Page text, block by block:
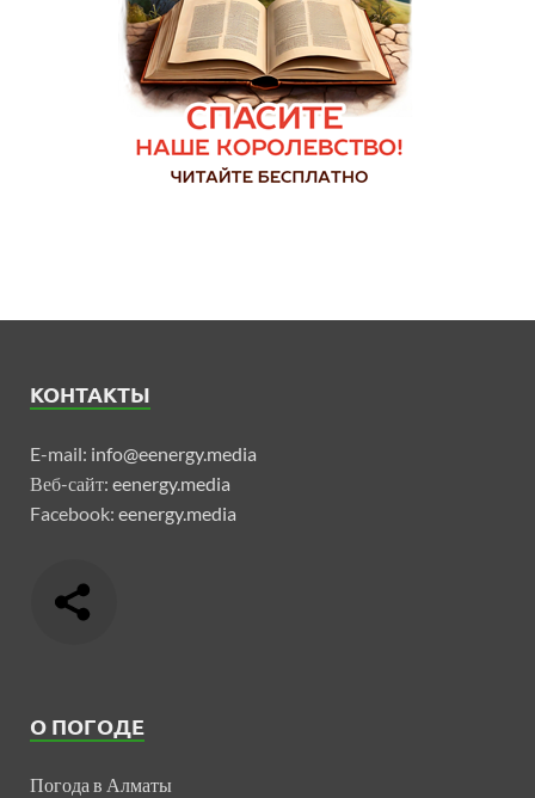
КОНТАКТЫ
E-mail: info@eenergy.media
Веб-сайт: eenergy.media
Facebook: eenergy.media
О ПОГОДЕ
Погода в Алматы